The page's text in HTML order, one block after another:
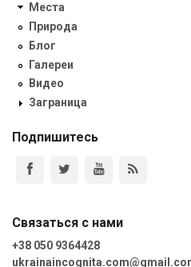
Места
Природа
Блог
Галереи
Видео
Заграница
Подпишитесь
Связаться с нами
+38 050 9364428